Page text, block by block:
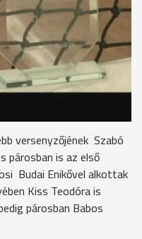
hogy az elmúlt 16 év
a legszebb
fős versenyzői gárdánk
ob-ról két arany és 3
gondolom, hogy ez
versenyzőjének Szabó
párosban is az első
Budai Enikővel alkottak
Kiss Teodóra is
párosban Babos